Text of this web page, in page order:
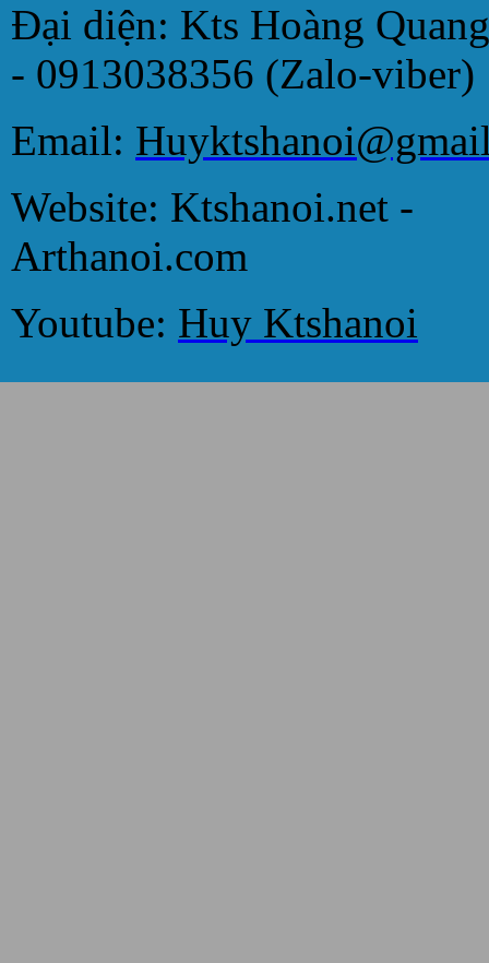
Đại diện: Kts Hoàng
- 0913038356 (Zalo-viber)
Email:
Website: Ktshanoi.net -
Arthanoi.com
Youtube: Huy Ktshanoi